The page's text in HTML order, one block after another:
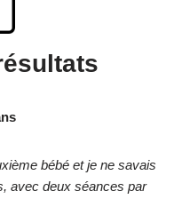
bébé et je ne savais
avec deux séances par